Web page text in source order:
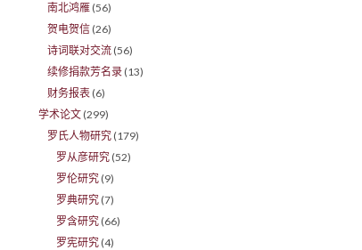
南北鸿雁 (56)
贺电贺信 (26)
诗词联对交流 (56)
续修捐款芳名录 (13)
财务报表 (6)
学术论文 (299)
罗氏人物研究 (179)
罗从彦研究 (52)
罗伦研究 (9)
罗典研究 (7)
罗含研究 (66)
罗宪研究 (4)